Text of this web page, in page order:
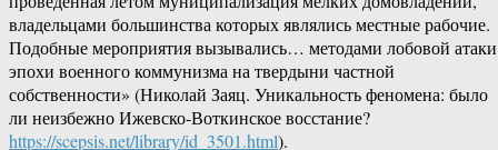
владельцами большинства которых являлись местные рабочие.
Подобные мероприятия вызывались… методами лобовой атаки
эпохи военного коммунизма на твердыни частной
собственности» (Николай Заяц. Уникальность феномена: было
ли неизбежно Ижевско-Воткинское восстание?
https://scepsis.net/library/id_3501.html).